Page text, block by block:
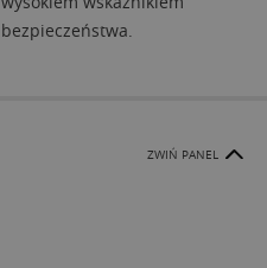
bezpieczeństwa.
ZWIŃ PANEL